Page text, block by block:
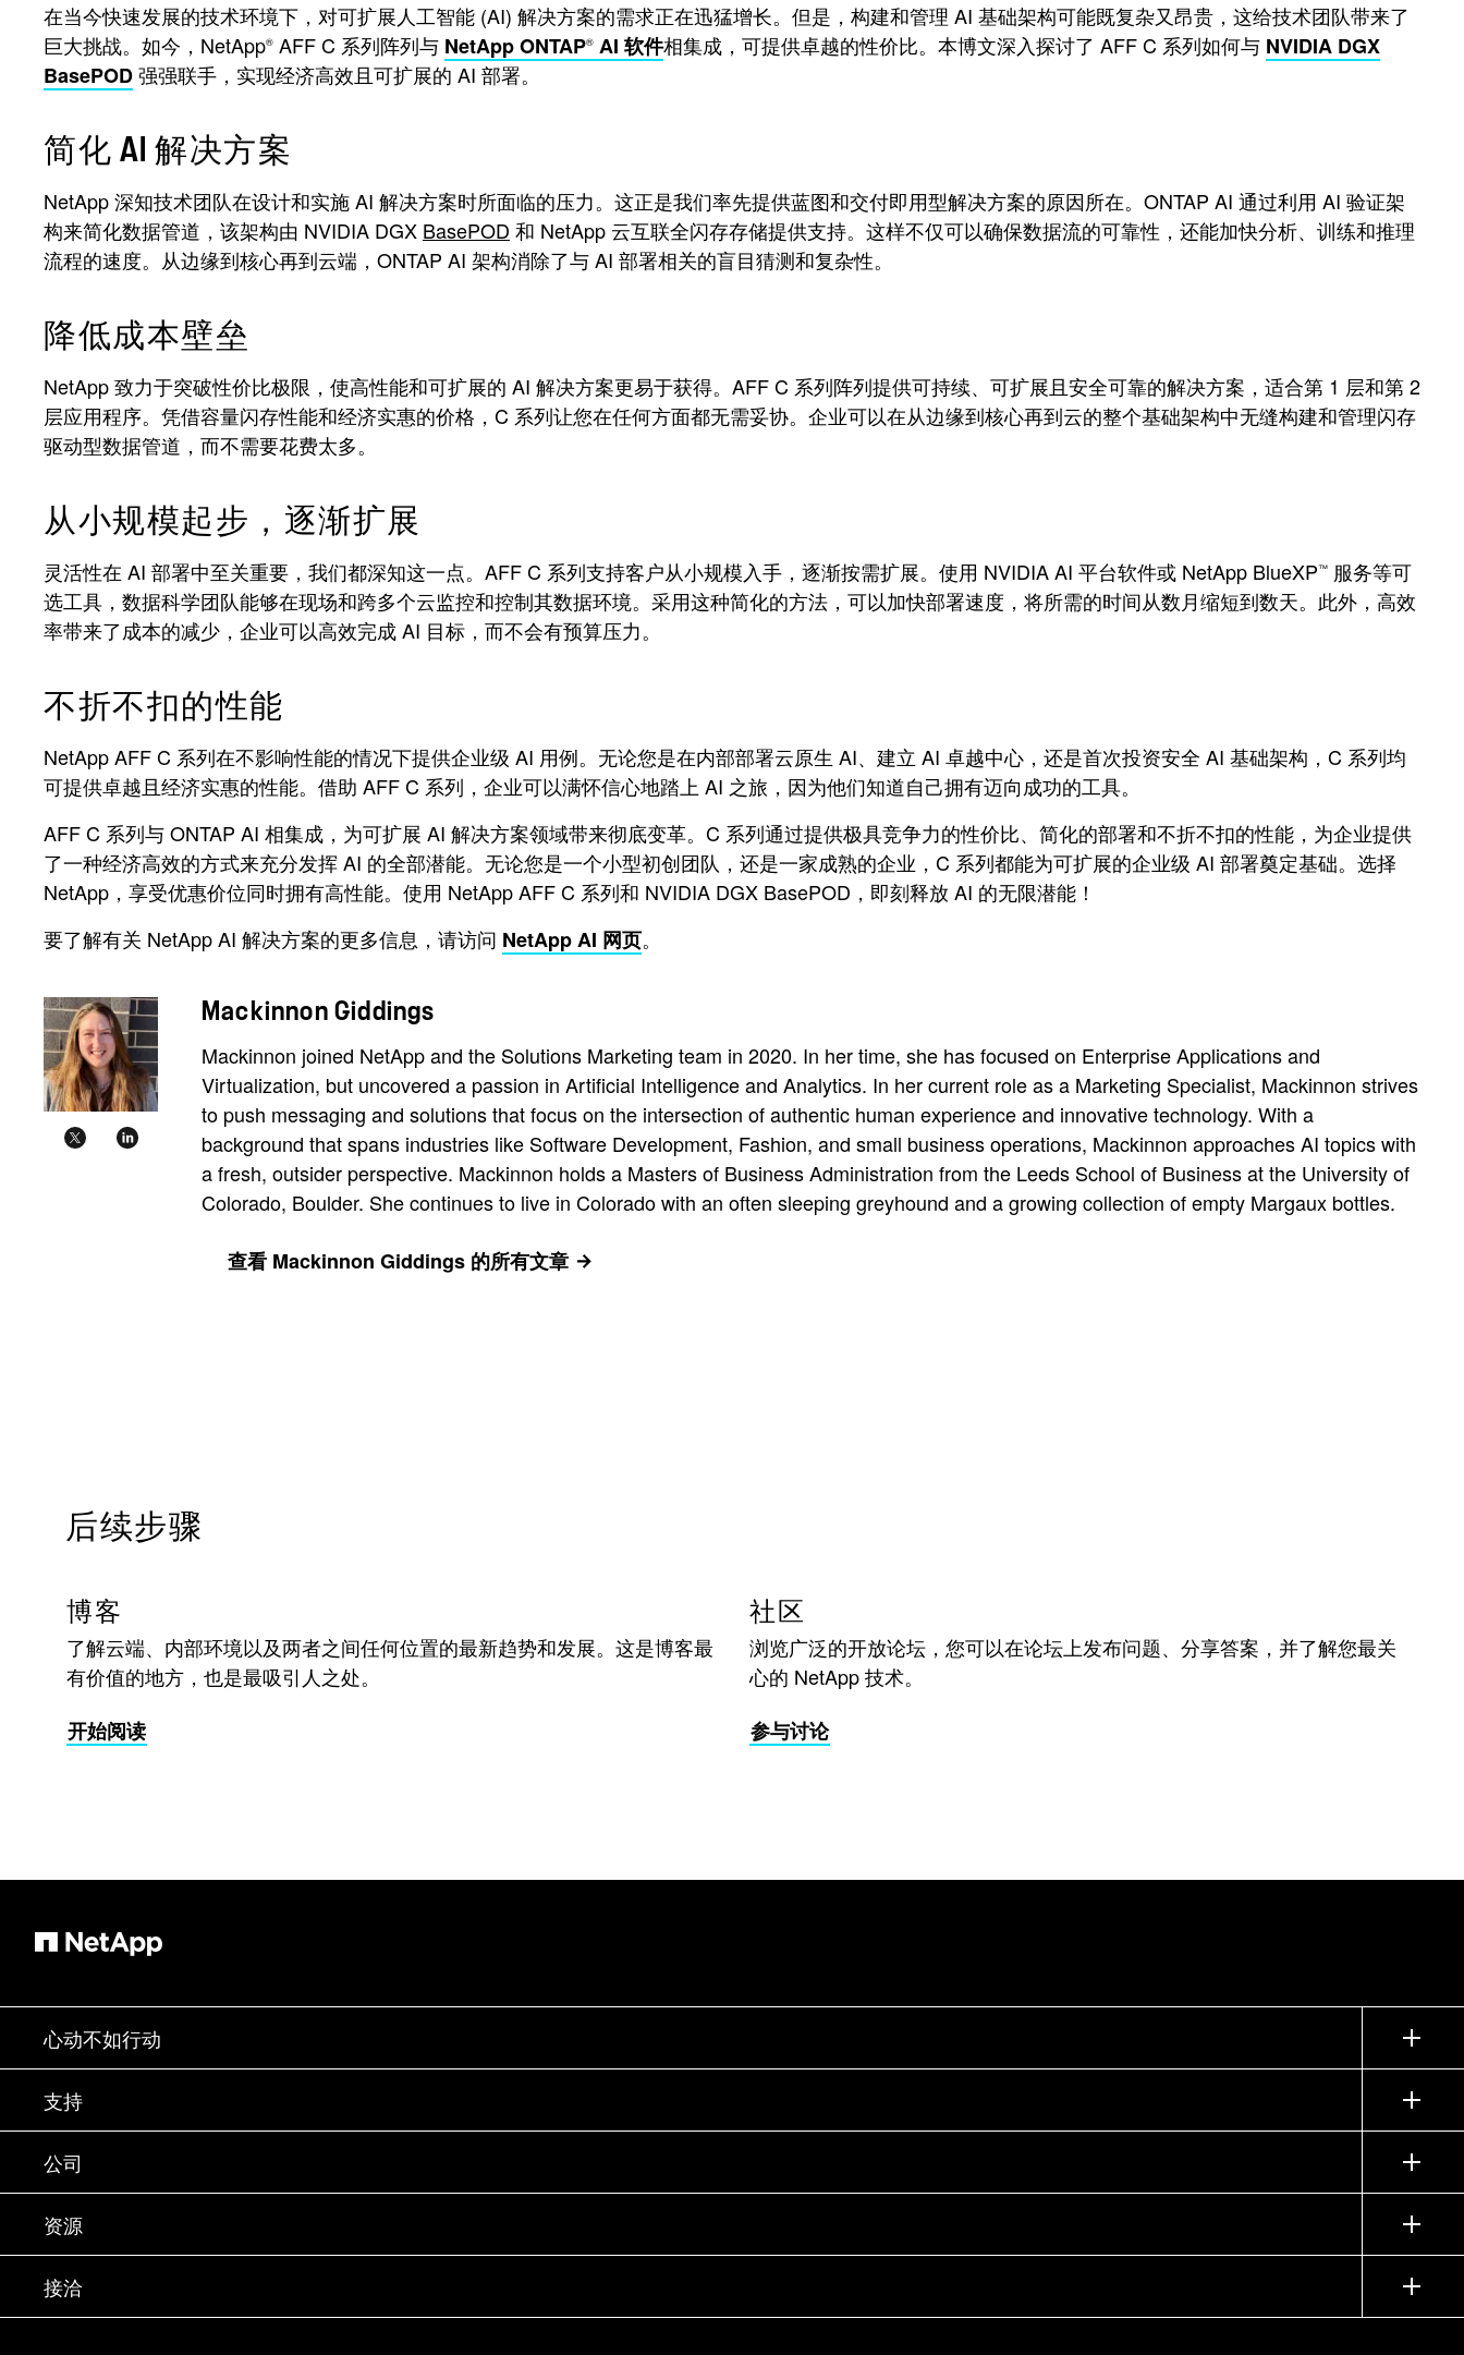
在当今快速发展的技术环境下，对可扩展人工智能 (AI) 解决方案的需求正在迅猛增长。但是，构建和管理 AI 基础架构可能既复杂又昂贵，这给技术团队带来了
巨大挑战。如今，NetApp® AFF C 系列阵列与 NetApp ONTAP® AI 软件相集成，可提供卓越的性价比。本博文深入探讨了 AFF C 系列如何与 NVIDIA DGX
BasePOD强强联手，实现经济高效且可扩展的 AI 部署。
简化 AI 解决方案
NetApp 深知技术团队在设计和实施 AI 解决方案时所面临的压力。这正是我们率先提供蓝图和交付即用型解决方案的原因所在。ONTAP AI 通过利用 AI 验证架
构来简化数据管道，该架构由 NVIDIA DGX BasePOD 和 NetApp 云互联全闪存存储提供支持。这样不仅可以确保数据流的可靠性，还能加快分析、训练和推理
流程的速度。从边缘到核心再到云端，ONTAP AI 架构消除了与 AI 部署相关的盲目猜测和复杂性。
降低成本壁垒
NetApp 致力于突破性价比极限，使高性能和可扩展的 AI 解决方案更易于获得。AFF C 系列阵列提供可持续、可扩展且安全可靠的解决方案，适合第 1 层和第 2
层应用程序。凭借容量闪存性能和经济实惠的价格，C 系列让您在任何方面都无需妥协。企业可以在从边缘到核心再到云的整个基础架构中无缝构建和管理闪存
驱动型数据管道，而不需要花费太多。
从小规模起步，逐渐扩展
灵活性在 AI 部署中至关重要，我们都深知这一点。AFF C 系列支持客户从小规模入手，逐渐按需扩展。使用 NVIDIA AI 平台软件或 NetApp BlueXP™ 服务等可
选工具，数据科学团队能够在现场和跨多个云监控和控制其数据环境。采用这种简化的方法，可以加快部署速度，将所需的时间从数月缩短到数天。此外，高效
率带来了成本的减少，企业可以高效完成 AI 目标，而不会有预算压力。
不折不扣的性能
NetApp AFF C 系列在不影响性能的情况下提供企业级 AI 用例。无论您是在内部部署云原生 AI、建立 AI 卓越中心，还是首次投资安全 AI 基础架构，C 系列均
可提供卓越且经济实惠的性能。借助 AFF C 系列，企业可以满怀信心地踏上 AI 之旅，因为他们知道自己拥有迈向成功的工具。
AFF C 系列与 ONTAP AI 相集成，为可扩展 AI 解决方案领域带来彻底变革。C 系列通过提供极具竞争力的性价比、简化的部署和不折不扣的性能，为企业提供
了一种经济高效的方式来充分发挥 AI 的全部潜能。无论您是一个小型初创团队，还是一家成熟的企业，C 系列都能为可扩展的企业级 AI 部署奠定基础。选择
NetApp，享受优惠价位同时拥有高性能。使用 NetApp AFF C 系列和 NVIDIA DGX BasePOD，即刻释放 AI 的无限潜能！
要了解有关 NetApp AI 解决方案的更多信息，请访问 NetApp AI 网页。
Mackinnon Giddings
Mackinnon joined NetApp and the Solutions Marketing team in 2020. In her time, she has focused on Enterprise Applications and
Virtualization, but uncovered a passion in Artificial Intelligence and Analytics. In her current role as a Marketing Specialist, Mackinnon strives
to push messaging and solutions that focus on the intersection of authentic human experience and innovative technology. With a
background that spans industries like Software Development, Fashion, and small business operations, Mackinnon approaches AI topics with
a fresh, outsider perspective. Mackinnon holds a Masters of Business Administration from the Leeds School of Business at the University of
Colorado, Boulder. She continues to live in Colorado with an often sleeping greyhound and a growing collection of empty Margaux bottles.
查看 Mackinnon Giddings 的所有文章
后续步骤
博客
了解云端、内部环境以及两者之间任何位置的最新趋势和发展。这是博客最
有价值的地方，也是最吸引人之处。
开始阅读
社区
浏览广泛的开放论坛，您可以在论坛上发布问题、分享答案，并了解您最关
心的 NetApp 技术。
参与讨论
心动不如行动
如何购买
联系销售部门
寻找合作伙伴
试用产品
贵宾体验中心
产品 A-Z
支持
支持
训练
文档中心
知识库
社区
公司
公司
合作伙伴
招聘
资源
新闻中心
活动
接洽